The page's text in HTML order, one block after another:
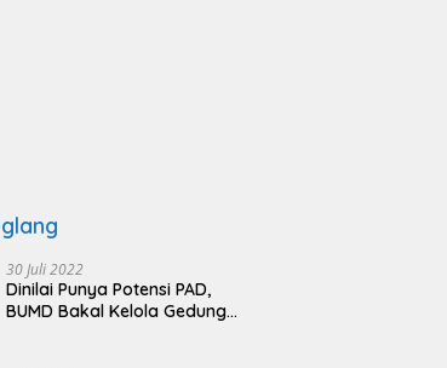
30 Juli 2022
Dinilai Punya Potensi PAD,
BUMD Bakal Kelola Gedung